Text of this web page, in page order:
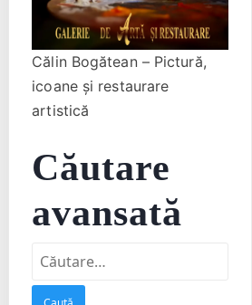
Călin Bogătean – Pictură,
icoane și restaurare
artistică
Căutare
avansată
Caută